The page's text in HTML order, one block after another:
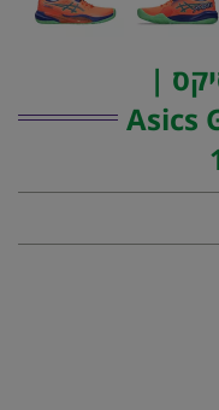
|
Asics